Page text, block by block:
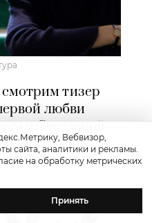
тизер
любви
и Светланой
Вебвизор,
сайта, аналитики и рекламы.
на обработку метрических
Принять